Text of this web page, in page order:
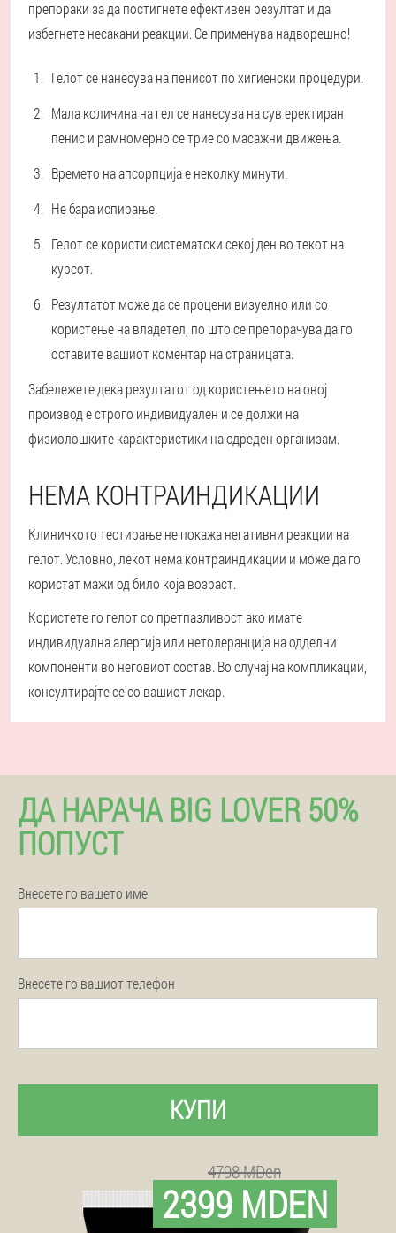
препораки за да постигнете ефективен резултат и да
избегнете несакани реакции. Се применува надворешно!
Гелот се нанесува на пенисот по хигиенски процедури.
Мала количина на гел се нанесува на сув еректиран
пенис и рамномерно се трие со масажни движења.
Времето на апсорпција е неколку минути.
Не бара испирање.
Гелот се користи систематски секој ден во текот на
курсот.
Резултатот може да се процени визуелно или со
користење на владетел, по што се препорачува да го
оставите вашиот коментар на страницата.
Забележете дека резултатот од користењето на овој
производ е строго индивидуален и се должи на
физиолошките карактеристики на одреден организам.
НЕМА КОНТРАИНДИКАЦИИ
Клиничкото тестирање не покажа негативни реакции на
гелот. Условно, лекот нема контраиндикации и може да го
користат мажи од било која возраст.
Користете го гелот со претпазливост ако имате
индивидуална алергија или нетолеранција на одделни
компоненти во неговиот состав. Во случај на компликации,
консултирајте се со вашиот лекар.
ДА НАРАЧА BIG LOVER 50%
ПОПУСТ
Внесете го вашето име
Внесете го вашиот телефон
КУПИ
4798 MDen
2399 MDEN